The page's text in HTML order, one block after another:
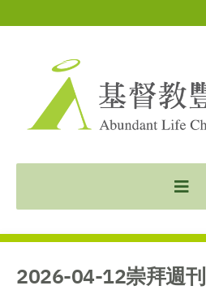
2026-04-12崇拜週刊